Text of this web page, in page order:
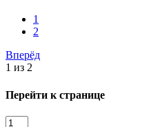
1
2
Вперёд
1 из 2
Перейти к странице